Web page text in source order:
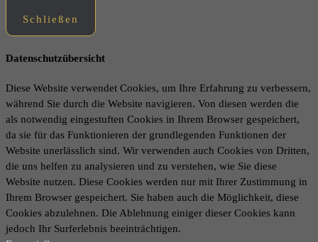
Schließen
Datenschutzübersicht
Diese Website verwendet Cookies, um Ihre Erfahrung zu verbessern,
während Sie durch die Website navigieren. Von diesen werden die
als notwendig eingestuften Cookies in Ihrem Browser gespeichert,
da sie für das Funktionieren der grundlegenden Funktionen der
Website unerlässlich sind. Wir verwenden auch Cookies von Dritten,
die uns helfen zu analysieren und zu verstehen, wie Sie diese
Website nutzen. Diese Cookies werden nur mit Ihrer Zustimmung in
Ihrem Browser gespeichert. Sie haben auch die Möglichkeit, diese
Cookies abzulehnen. Die Ablehnung einiger dieser Cookies kann
jedoch Ihr Surferlebnis beeinträchtigen.